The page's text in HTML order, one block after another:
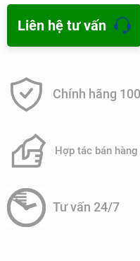
lượng nước đầu vào và
động của hệ thống. Điều
và đảm bảo rằng nước
thiết.
hợp, việc sử dụng các
hoặc khử trùng hóa học
sự sạch sẽ và an toàn
trình đào tạo cho nhân
thống để đảm bảo hoạt
6. Tuân thủ quy định và
chế biến dược phẩm,
Practice (GMP) và các
Liên hệ tư vấn
Chính hãng
Hợp tác bán hàng
Tư vấn 24/7